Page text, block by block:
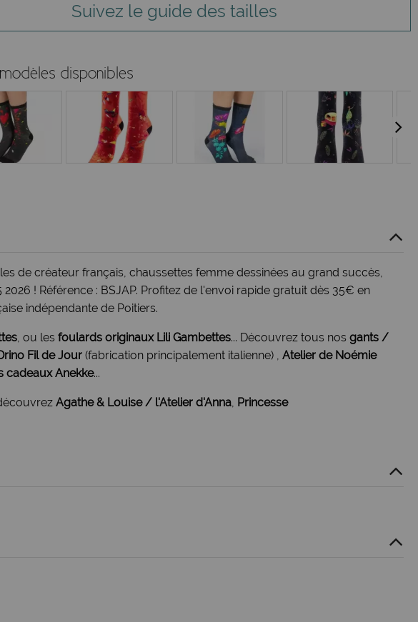
Suivez le guide des tailles
disponibles
de créateur français, chaussettes femme dessinées au grand succès,
! Référence : BSJAP. Profitez de l'envoi rapide gratuit dès 35€ en
indépendante de Poitiers.
, ou les foulards originaux Lili Gambettes... Découvrez tous nos gants /
Fil de Jour (fabrication principalement italienne) , Atelier de Noémie
cadeaux Anekke...
Agathe & Louise/ l'Atelier d'Anna, Princesse